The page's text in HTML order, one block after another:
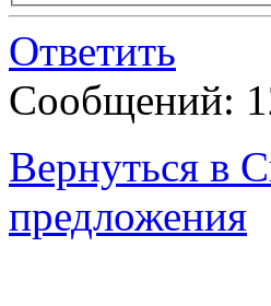
Ответить
Сообщений:
Вернуться в
предложения